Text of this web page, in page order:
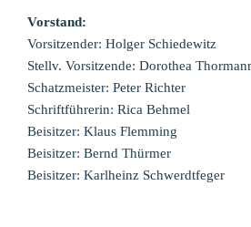
Vorstand:
Vorsitzender: Holger Schiedewitz
Stellv. Vorsitzende: Dorothea
Schatzmeister: Peter Richter
Schriftführerin: Rica Behmel
Beisitzer: Klaus Flemming
Beisitzer: Bernd Thürmer
Beisitzer: Karlheinz Schwerdtfeger